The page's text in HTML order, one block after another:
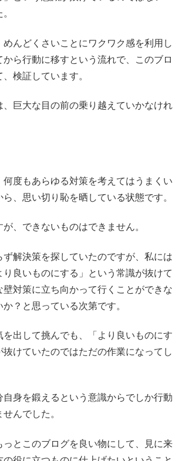
めんどくさいことにワクワク感を利用し
から行動に移すという流れで、このブロ
検証しています。
、巨大な目の前の乗り越えていかなけれ
何度もあらゆる対策を考えてはうまくい
、思い切り恥を晒している状態です。
、できないものはできません。
ず解決策を探していたのですが、私には
り良いものにする」という常識が抜けて
壁対策に立ち向かって行くことができな
？と思っている次第です。
を出して挑んでも、「より良いものにす
抜けていたのではただの作業になってし
自身を鍛えるという意識からでしか行動
んでした。
っとこのブログを良い物にして、見に来